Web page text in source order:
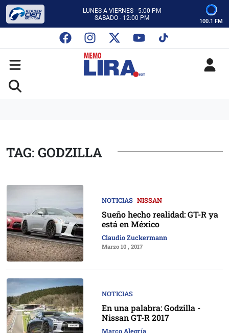
LUNES A VIERNES - 5:00 PM
SABADO - 12:00 PM
CON MEMO LIRA Y SU EQUIPO
LUNES A VIERNES - 5:00 PM
SABADO - 12:00 PM
100.1 FM
TAG: GODZILLA
NOTICIAS NISSAN
Sueño hecho realidad: GT-R ya
está en México
Claudio Zuckermann
Marzo 10 , 2017
NOTICIAS
En una palabra: Godzilla -
Nissan GT-R 2017
Marco Alegría